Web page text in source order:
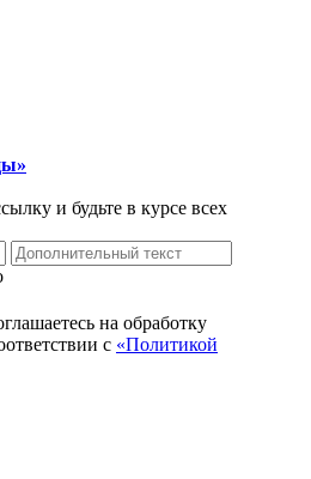
и будьте в курсе всех
на обработку
с «Политикой